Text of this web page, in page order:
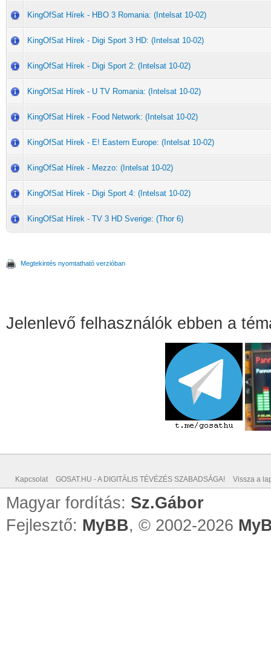
KingOfSat Hírek - HBO 3 Romania: (Intelsat 10-02)
KingOfSat Hírek - Digi Sport 3 HD: (Intelsat 10-02)
KingOfSat Hírek - Digi Sport 2: (Intelsat 10-02)
KingOfSat Hírek - U TV Romania: (Intelsat 10-02)
KingOfSat Hírek - Food Network: (Intelsat 10-02)
KingOfSat Hírek - E! Eastern Europe: (Intelsat 10-02)
KingOfSat Hírek - Mezzo: (Intelsat 10-02)
KingOfSat Hírek - Digi Sport 4: (Intelsat 10-02)
KingOfSat Hírek - TV 3 HD Sverige: (Thor 6)
Megtekintés nyomtatható verzióban
Jelenlevő felhasználók ebben a
Kapcsolat GOSAT.HU - A DIGITÁLIS TÉVÉZÉS SZABADSÁGA! Vissza a
Magyar fordítás: Sz.Gábor
Fejlesztő: MyBB, © 2002-2026